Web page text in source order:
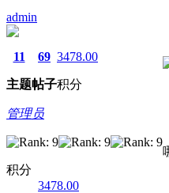
admin
11
主题
69
帖子
3478.00
积分
管理员
积分
3478.00